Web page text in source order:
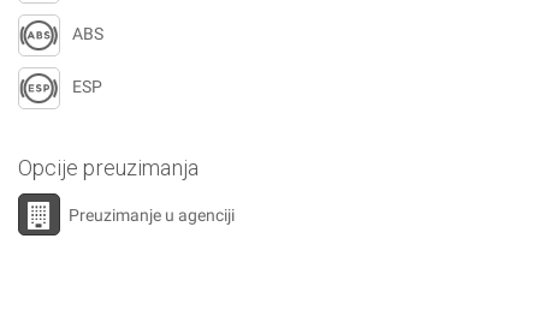
ABS
ESP
Opcije preuzimanja
Preuzimanje u agenciji